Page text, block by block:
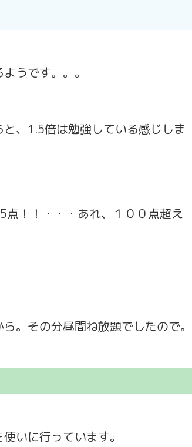
うです。。。
、1.5倍は勉強している感じしま
！！・・・あれ、１００点超え
。その分昼間ね放題でしたので。
いに行っています。